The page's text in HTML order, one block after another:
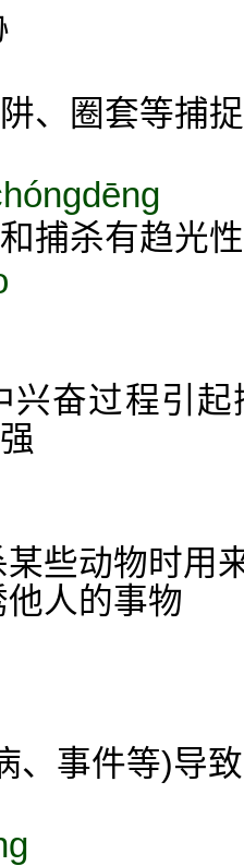
、圈套等捕捉
捕杀有趋光
兴奋过程引
些动物时用
人的事物
、事件等)导